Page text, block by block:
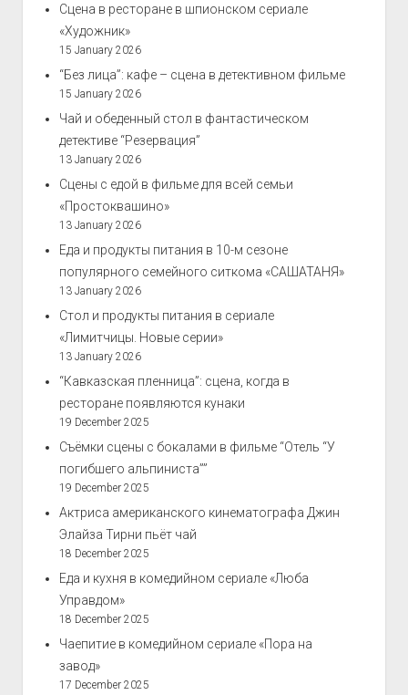
Сцена в ресторане в шпионском сериале
«Художник»
15 January 2026
“Без лица”: кафе – сцена в детективном фильме
15 January 2026
Чай и обеденный стол в фантастическом
детективе “Резервация”
13 January 2026
Сцены с едой в фильме для всей семьи
«Простоквашино»
13 January 2026
Еда и продукты питания в 10-м сезоне
популярного семейного ситкома «САШАТАНЯ»
13 January 2026
Стол и продукты питания в сериале
«Лимитчицы. Новые серии»
13 January 2026
“Кавказская пленница”: сцена, когда в
ресторане появляются кунаки
19 December 2025
Съёмки сцены с бокалами в фильме “Отель “У
погибшего альпиниста””
19 December 2025
Актриса американского кинематографа Джин
Элайза Тирни пьёт чай
18 December 2025
Еда и кухня в комедийном сериале «Люба
Управдом»
18 December 2025
Чаепитие в комедийном сериале «Пора на
завод»
17 December 2025